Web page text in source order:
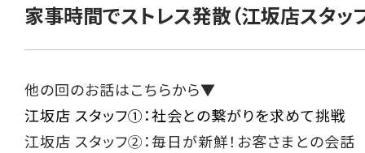
家事時間でストレス発散（江坂店スタッ
他の回のお話はこちらから▼
江坂店 スタッフ①：社会との繋がりを求めて挑戦
江坂店 スタッフ②：毎日が新鮮！お客さまとの会話